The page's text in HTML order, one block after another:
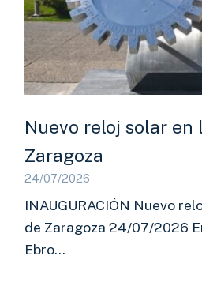
Nuevo reloj solar en
Zaragoza
24/07/2026
INAUGURACIÓN Nuevo
de Zaragoza 24/07/2026
Ebro…